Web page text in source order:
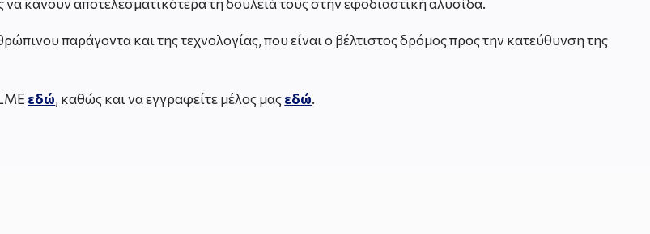
κάνουν αποτελεσματικότερα τη δουλειά τους στην εφοδιαστική αλυσίδα.
παράγοντα και της τεχνολογίας, που είναι ο βέλτιστος δρόμος προς την κατεύθυνση της
εδώ, καθώς και να εγγραφείτε μέλος μαςεδώ.